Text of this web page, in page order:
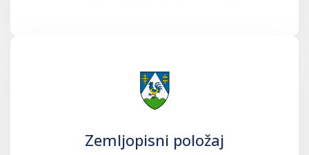
Zemljopisni položaj